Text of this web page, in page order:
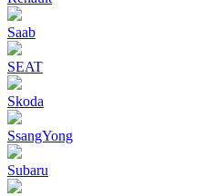
Saab
SEAT
Skoda
SsangYong
Subaru